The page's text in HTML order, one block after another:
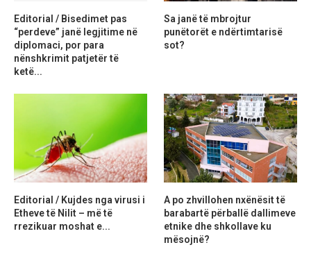
Editorial / Bisedimet pas
“perdeve” janë legjitime në
diplomaci, por para
nënshkrimit patjetër të
ketë...
Sa janë të mbrojtur
punëtorët e ndërtimtarisë
sot?
Editorial / Kujdes nga virusi i
Etheve të Nilit – më të
rrezikuar moshat e...
A po zhvillohen nxënësit të
barabartë përballë dallimeve
etnike dhe shkollave ku
mësojnë?